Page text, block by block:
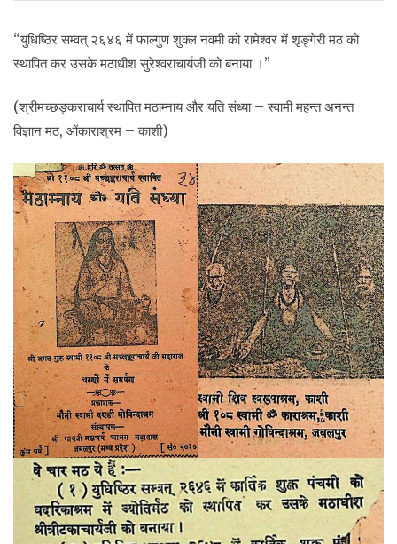
“युधिष्ठिर सम्वत् २६४६ में फाल्गुण शुक्ल नवमी को रामेश्वर में शृङ्गेरी मठ को
स्थापित कर उसके मठाधीश सुरेश्वराचार्यजी को बनाया ।”
(श्रीमच्छङ्कराचार्य स्थापित मठाम्नाय और यति संध्या – स्वामी महन्त अनन्त
विज्ञान मठ, ओंकाराश्रम – काशी)